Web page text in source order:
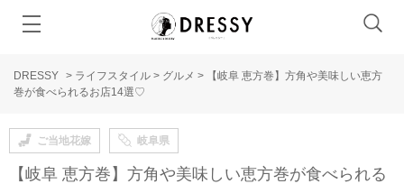
DRESSY > ライフスタイル > グルメ >
【岐阜 恵方巻】方角や美味しい恵方
巻が食べられるお店14選♡
ご当地花嫁 岐阜県
【岐阜 恵方巻】方角や美味しい恵方巻が食べられる